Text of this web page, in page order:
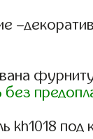
без
kh1018 под